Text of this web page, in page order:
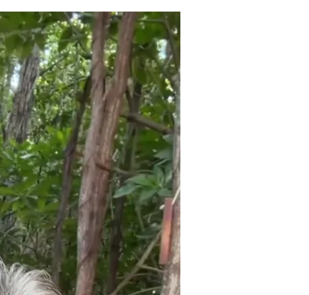
je vous reviens frais, dispo pour une nouvelle saison immobilière.
!